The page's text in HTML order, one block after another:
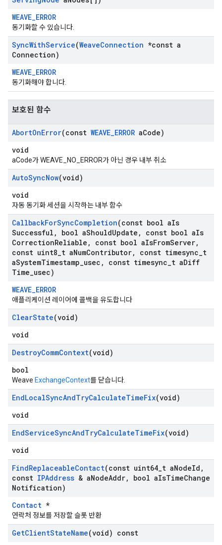
WEAVE_ERROR
동기화할 수 있습니다.
SyncWithService(WeaveConnection *const a
Connection)
WEAVE_ERROR
동기화해야 합니다.
보호된 함수
AbortOnError(const WEAVE_ERROR aCode)
void
aCode가 WEAVE_NO_ERROR가 아닌 경우 내부 취소
AutoSyncNow(void)
void
자동 동기화 세션을 시작하는 내부 함수
CallbackForSyncCompletion(const bool aIs
Successful , bool aShouldUpdate , const bool aIs
CorrectionReliable , const bool aIsFromServer,
const uint8 t aNumContributor, const timesync t
aSystemTimestamp usec , const timesync t aDiff
Time usec)
WEAVE_ERROR
애플리케이션 레이어에 콜백을 유도합니다
ClearState(void)
void
DestroyCommContext(void)
bool
Weave ExchangeContext를 닫습니다.
EndLocalSyncAndTryCalculateTimeFix(void)
void
EndServiceSyncAndTryCalculateTimeFix(void)
void
FindReplaceableContact(const uint64 t aNodeId ,
const IPAddress & aNodeAddr, bool aIsTimeChange
Notification)
Contact *
연락처 정보를 저장할 슬롯 반환
GetClientStateName(void) const